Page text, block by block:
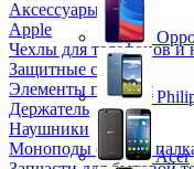
Аксессуары
Apple
Чехлы для телефонов и
Защитные стекла
Элементы питания
Держатель
Наушники
Моноподы (Селфи Acer